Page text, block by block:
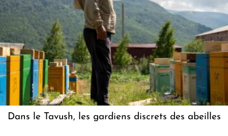
Dans le Tavush, les gardiens discrets des abeilles